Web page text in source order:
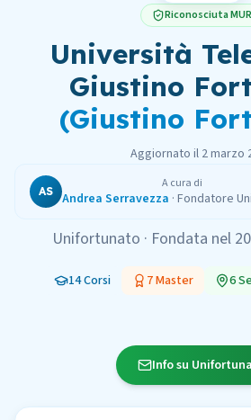
Riconosciuta MUR
Università
Giustino
(Giustino
Aggiornato il 2 marzo
AS
A cura di
Andrea Serravezza · Fondatore
Unifortunato · Fondata nel
14Corsi 7Master 6
Info su